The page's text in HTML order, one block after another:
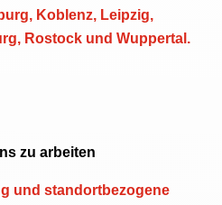
Koblenz, Leipzig,
Rostock und Wuppertal.
zu arbeiten
und standortbezogene